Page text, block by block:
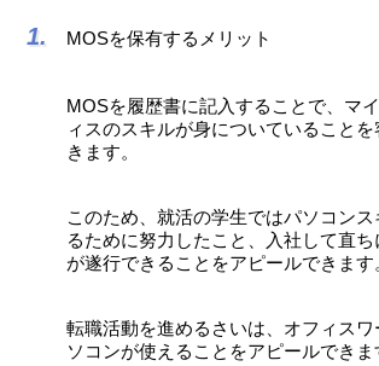
MOSを保有するメリット
MOSを履歴書に記入することで、マ
ィスのスキルが身についていること
きます。
このため、就活の学生ではパソコン
るために努力したこと、入社して直
が遂行できることをアピールできます
転職活動を進めるさいは、オフィス
ソコンが使えることをアピールできま